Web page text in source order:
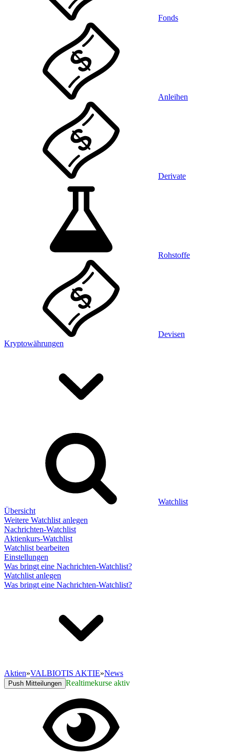
Fonds
Anleihen
Derivate
Rohstoffe
Devisen
Kryptowährungen
Watchlist
Übersicht
Weitere Watchlist anlegen
Nachrichten-Watchlist
Aktienkurs-Watchlist
Watchlist bearbeiten
Einstellungen
Was bringt eine Nachrichten-Watchlist?
Watchlist anlegen
Was bringt eine Nachrichten-Watchlist?
Aktien»VALBIOTIS AKTIE»News
Push Mitteilungen Realtimekurse aktiv